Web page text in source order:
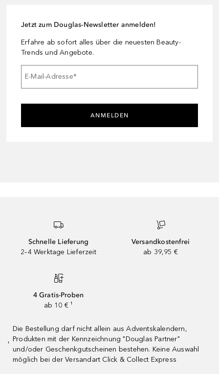
Jetzt zum Douglas-Newsletter anmelden!
Erfahre ab sofort alles über die neuesten Beauty-
Trends und Angebote.
E-Mail-Adresse*
ANMELDEN
Schnelle Lieferung
2–4 Werktage Lieferzeit
Versandkostenfrei
ab 39,95 €
4 Gratis-Proben
ab 10 € ¹
¹
Die Bestellung darf nicht allein aus Adventskalendern,
Produkten mit der Kennzeichnung "Douglas Partner"
und/oder Geschenkgutscheinen bestehen. Keine Auswahl
möglich bei der Versandart Click & Collect Express